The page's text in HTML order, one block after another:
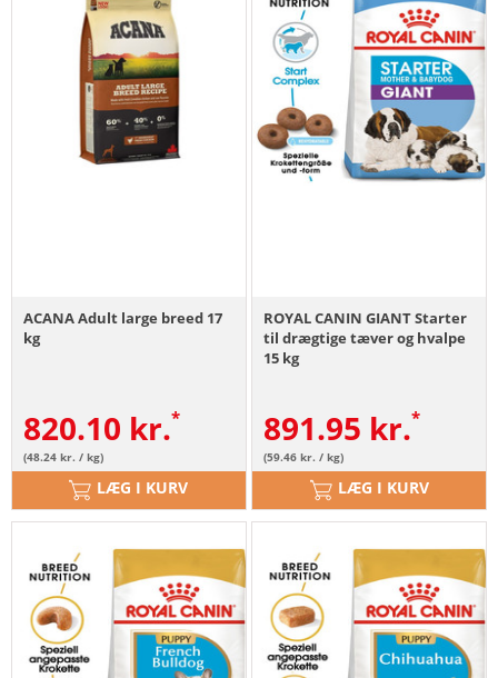
ACANA Adult large breed 17
kg
820.10 kr.
(48.24 kr. / kg)
LÆG I KURV
ROYAL CANIN GIANT Starter
til drægtige tæver og hvalpe
15 kg
891.95 kr.
(59.46 kr. / kg)
LÆG I KURV